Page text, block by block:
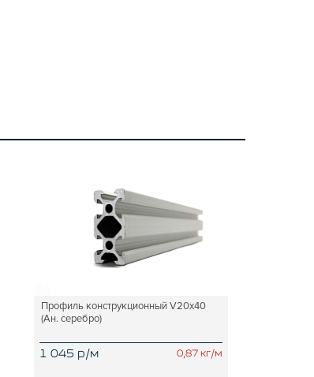
Профиль конструкционный V20х40
(Ан. серебро)
1 045 р/м 0,87 кг/м